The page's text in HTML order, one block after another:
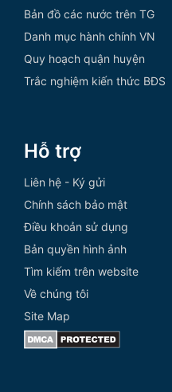
Bản đồ các nước trên TG
Danh mục hành chính VN
Quy hoạch quận huyện
Trắc nghiệm kiến thức BĐS
Hỗ trợ
Liên hệ - Ký gửi
Chính sách bảo mật
Điều khoản sử dụng
Bản quyền hình ảnh
Tìm kiếm trên website
Về chúng tôi
Site Map